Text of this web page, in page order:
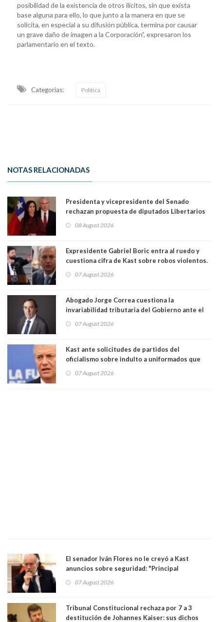
posibilidad de la existencia de otros ilícitos, sin que exista
base alguna para ello, lo que junto a la manera en que se
solicita, en especial a su difusión pública, termina por causar
un grave daño de imagen a la Corporación”, expresaron los
parlamentario en el texto.
Categorias: Política
NOTAS RELACIONADAS
Presidenta y vicepresidente del Senado
rechazan propuesta de diputados Libertarios
"Constituye un camino equivocado"
08 August 2026
Expresidente Gabriel Boric entra al ruedo y
cuestiona cifra de Kast sobre robos violentos.
07 August 2026
Abogado Jorge Correa cuestiona la
invariabilidad tributaria del Gobierno ante el
democracia” y "defendemos la alternancia en el
07 August 2026
Kast ante solicitudes de partidos del
oficialismo sobre indulto a uniformados que
07 August 2026
El senador Iván Flores no le creyó a Kast
anuncios sobre seguridad: "Principal
perseguir ruta del dinero y levantar secreto
07 August 2026
Tribunal Constitucional rechaza por 7 a 3
destitución de Johannes Kaiser: sus dichos